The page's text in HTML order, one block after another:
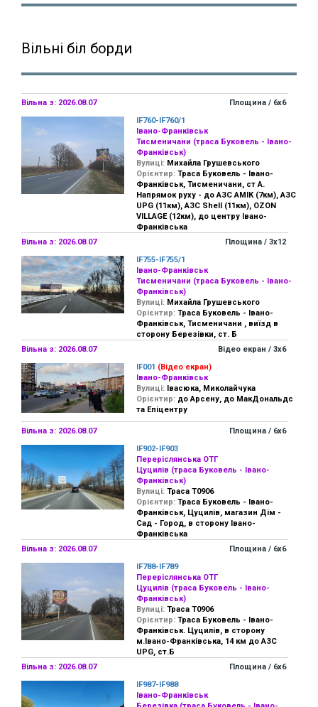
Вільні біл борди
Вільна з: 2026.08.07
Площина / 6х6
IF760-IF760/1
Івано-Франківськ
Тисменичани (траса Буковель - Івано-
Франківськ)
Вулиці: Михайла Грушевського
Орієнтир: Траса Буковель - Івано-
Франківськ, Тисменичани, ст А.
Напрямок руху - до АЗС АМІК (7км), АЗС
UPG (11км), АЗС Shell (11км), OZON
VILLAGE (12км), до центру Івано-
Франківська
Вільна з: 2026.08.07
Площина / 3х12
IF755-IF755/1
Івано-Франківськ
Тисменичани (траса Буковель - Івано-
Франківськ)
Вулиці: Михайла Грушевського
Орієнтир: Траса Буковель - Івано-
Франківськ, Тисменичани , виїзд в
сторону Березівки, ст. Б
Вільна з: 2026.08.07
Відео екран / 3х6
IF001 (Відео екран)
Івано-Франківськ
Вулиці: Івасюка, Миколайчука
Орієнтир: до Арсену, до МакДональдс
та Епіцентру
Вільна з: 2026.08.07
Площина / 6х6
IF902-IF903
Переріслянська ОТГ
Цуцилів (траса Буковель - Івано-
Франківськ)
Вулиці: Траса Т0906
Орієнтир: Траса Буковель - Івано-
Франківськ, Цуцилів, магазин Дім -
Сад - Город, в сторону Івано-
Франківська
Вільна з: 2026.08.07
Площина / 6х6
IF788-IF789
Переріслянська ОТГ
Цуцилів (траса Буковель - Івано-
Франківськ)
Вулиці: Траса Т0906
Орієнтир: Траса Буковель - Івано-
Франківськ. Цуцилів, в сторону
м.Івано-Франківська, 14 км до АЗС
UPG, ст.Б
Вільна з: 2026.08.07
Площина / 6х6
IF987-IF988
Івано-Франківськ